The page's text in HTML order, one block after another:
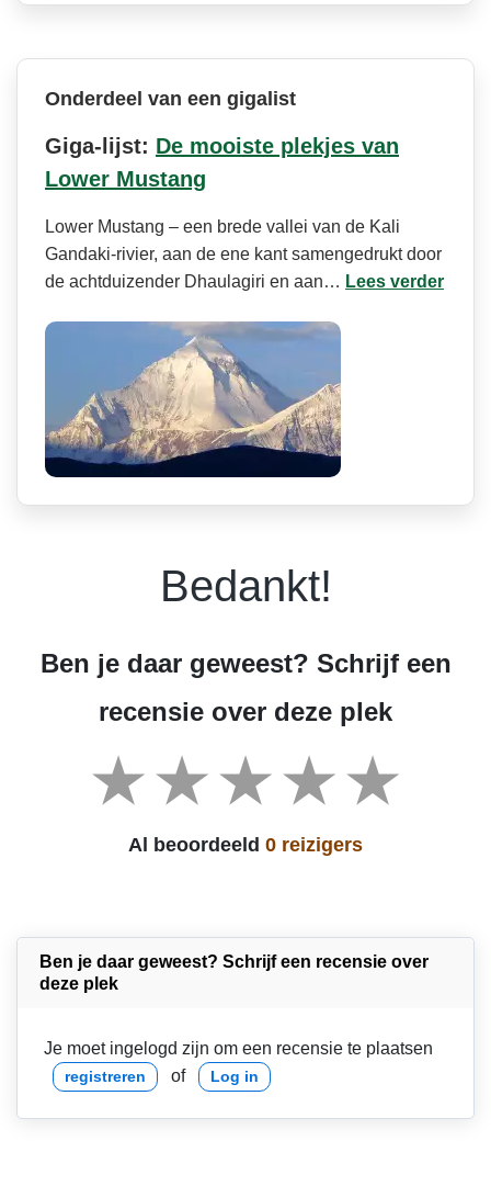
Onderdeel van een gigalist
Giga-lijst: De mooiste plekjes van
Lower Mustang
Lower Mustang – een brede vallei van de Kali
Gandaki-rivier, aan de ene kant samengedrukt door
de achtduizender Dhaulagiri en aan… Lees verder
Bedankt!
Ben je daar geweest? Schrijf een
recensie over deze plek
Al beoordeeld 0 reizigers
Ben je daar geweest? Schrijf een recensie over
deze plek
Je moet ingelogd zijn om een recensie te plaatsen
registreren of Log in